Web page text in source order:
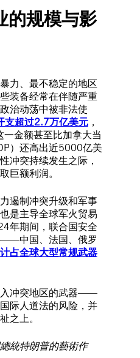
的规模与影
力、最不稳定的地区
装备经常在伴随严重
治动荡中被非法使
支超过2.7万亿美元，
金额甚至比加拿大当
）还高出近5000亿美
冲突持续发生之际，
巨额利润。
遏制冲突升级和军事
是主导全球军火贸易
年期间，联合国安全
中国、法国、俄罗
占全球大型常规武器
冲突地区的武器——
际人道法的风险，并
之上。